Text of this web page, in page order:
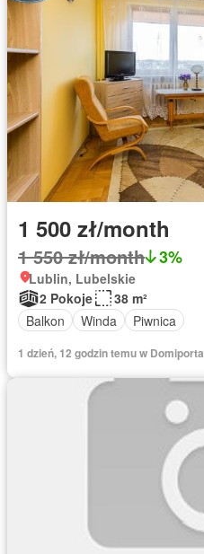
1 500 zł/month
1 550 zł/month 3%
Lublin, Lubelskie
2 Pokoje
38 m²
Balkon
Winda Piwnica
1 dzień, 12 godzin temu w Domiporta